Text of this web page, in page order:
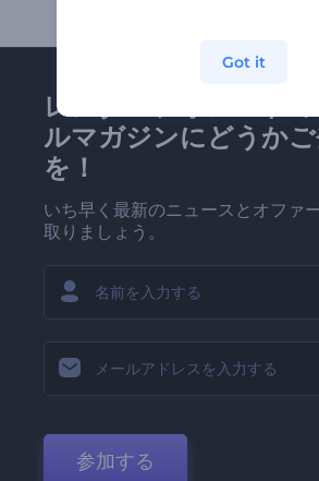
レンダーフォレストの
ルマガジンにどうか
を！
いち早く最新のニュースとオファ
取りましょう。
参加する
Got it